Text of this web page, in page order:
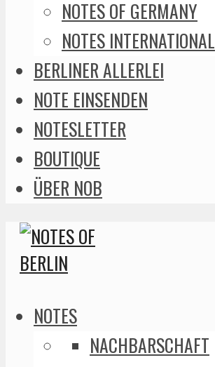
NOTES OF GERMANY
NOTES INTERNATIONAL
BERLINER ALLERLEI
NOTE EINSENDEN
NOTESLETTER
BOUTIQUE
ÜBER NOB
NOTES
NACHBARSCHAFT